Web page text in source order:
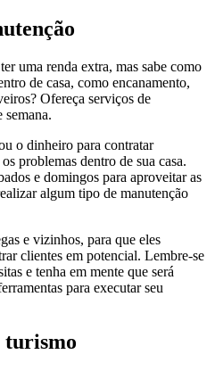
uma renda extra, mas sabe como
de casa, como encanamento,
Ofereça serviços de
semana.
o dinheiro para contratar
problemas dentro de sua casa.
e domingos para aproveitar as
algum tipo de manutenção
e vizinhos, para que eles
clientes em potencial. Lembre-se
e tenha em mente que será
para executar seu
turismo